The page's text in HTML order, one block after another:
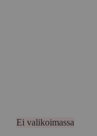
Ei valikoimassa